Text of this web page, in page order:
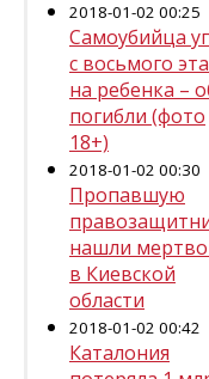
2018-01-02 00:25
Самоубийца
с восьмого
на ребенка –
погибли (фото
18+)
2018-01-02 00:30
Пропавшую
нашли
в Киевской
области
2018-01-02 00:42
Каталония